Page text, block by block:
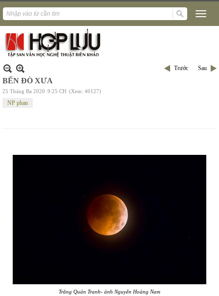
Trước Sau
BẾN ĐÒ XƯA
25 Tháng Ba 2020 9:25 CH (Xem: 40127)
NP phan
Trăng Quán Tranh- ảnh Nguyễn Hoàng Nam